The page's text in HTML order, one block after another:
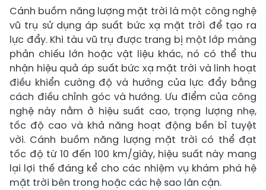
Cánh buồm năng lượng mặt trời là một công nghệ
vũ trụ sử dụng áp suất bức xạ mặt trời để tạo ra
lực đẩy. Khi tàu vũ trụ được trang bị một lớp màng
phản chiếu lớn hoặc vật liệu khác, nó có thể thu
nhận hiệu quả áp suất bức xạ mặt trời và linh hoạt
điều khiển cường độ và hướng của lực đẩy bằng
cách điều chỉnh góc và hướng. Ưu điểm của công
nghệ này nằm ở hiệu suất cao, trọng lượng nhẹ,
tốc độ cao và khả năng hoạt động bền bỉ tuyệt
vời. Cánh buồm năng lượng mặt trời có thể đạt
tốc độ từ 10 đến 100 km/giây, hiệu suất này mang
lại lợi thế đáng kể cho các nhiệm vụ khám phá hệ
mặt trời bên trong hoặc các hệ sao lân cận.